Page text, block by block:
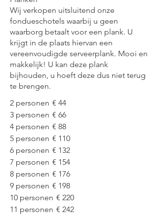
Wij verkopen uitsluitend onze
fondueschotels waarbij u geen
waarborg betaalt voor een plank. U
krijgt in de plaats hiervan een
vereenvoudigde serveerplank. Mooi en
makkelijk! U kan deze plank
bijhouden, u hoeft deze dus niet terug
te brengen.
2 personen € 44
3 personen € 66
4 personen € 88
5 personen € 110
6 personen € 132
7 personen € 154
8 personen € 176
9 personen € 198
10 personen € 220
11 personen € 242